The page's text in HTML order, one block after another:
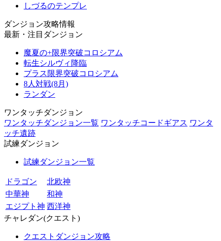
しづるのテンプレ
ダンジョン攻略情報
最新・注目ダンジョン
魔夏の+限界突破コロシアム
転生シルヴィ降臨
プラス限界突破コロシアム
8人対戦(8月)
ランダン
ワンタッチダンジョン
ワンタッチダンジョン一覧 ワンタッチコードギアス ワンタ
ッチ遺跡
試練ダンジョン
試練ダンジョン一覧
ドラゴン
北欧神
中華神
和神
エジプト神 西洋神
チャレダン(クエスト)
クエストダンジョン攻略